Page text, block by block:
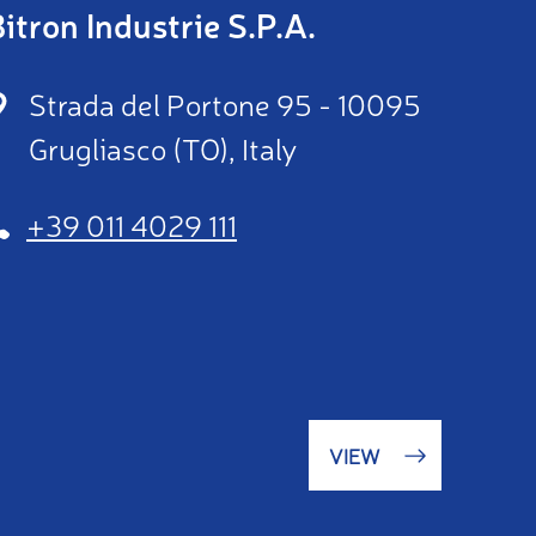
Industrie S.P.A.
Strada del Portone 95 - 10095
Grugliasco (TO), Italy
+39 011 4029 111
VIEW (OPENS
IN